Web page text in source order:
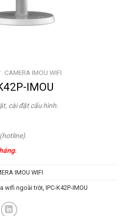
CAMERA IMOU WIFI
IMOU
cài đặt cấu hình.
IMOU WIFI
wifi ngoài trời, IPC-K42P-IMOU